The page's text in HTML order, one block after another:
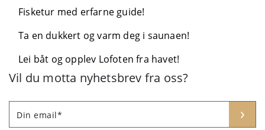
Fisketur med erfarne guide!
Ta en dukkert og varm deg i saunaen!
Lei båt og opplev Lofoten fra havet!
Vil du motta nyhetsbrev fra oss?
this
Check
Din email* ›